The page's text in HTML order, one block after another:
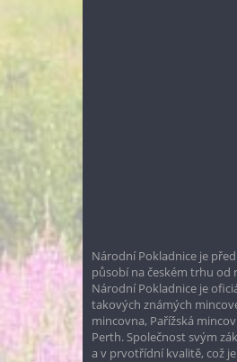
Národní Pokladnice je
působí na českém trhu od
Národní Pokladnice je
takových známých
mincovna, Pařížská
Perth. Společnost svým
a v prvotřídní kvalitě, což